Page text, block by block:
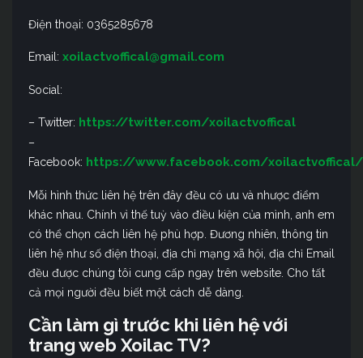
Điện thoại: 0365285678
Email: xoilactvoffical@gmail.com
Social:
– Twitter: https://twitter.com/xoilactvoffical
–
Facebook: https://www.facebook.com/xoilactvoffical/
Mỗi hình thức liên hệ trên đây đều có ưu và nhược điểm
khác nhau. Chính vì thế tuỳ vào điều kiện của mình, anh em
có thể chọn cách liên hệ phù hợp. Đương nhiên, thông tin
liên hệ như số điện thoại, địa chỉ mạng xã hội, địa chỉ Email
đều được chúng tôi cung cấp ngay trên website. Cho tất
cả mọi người đều biết một cách dễ dàng.
Cần làm gì trước khi liên hệ với
trang web Xoilac TV?